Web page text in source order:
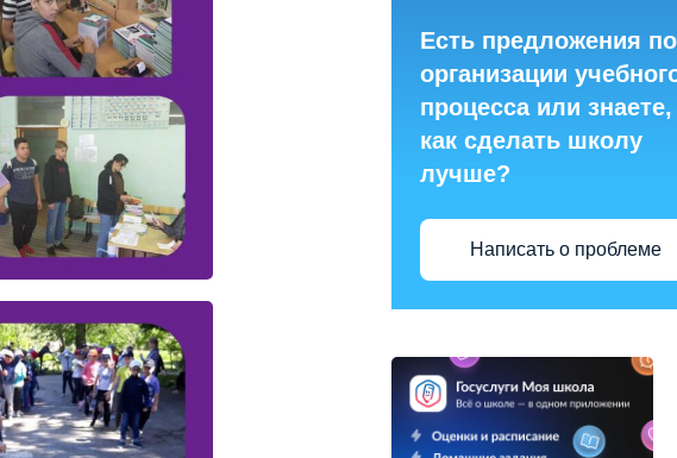
Есть предложения по
организации
процесса или знаете,
как сделать школу
лучше?
Написать о проблеме